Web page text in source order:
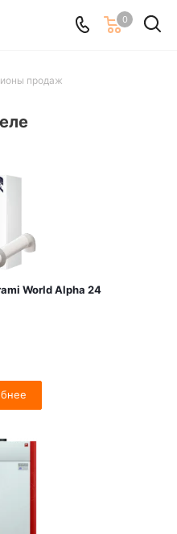
0
продаж
World Alpha 24